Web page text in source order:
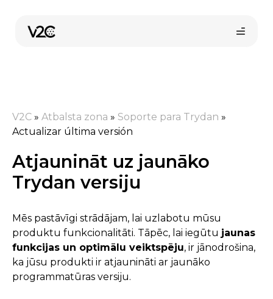
content
Pirkt tiešsaistē
V2C » Atbalsta zona » Soporte para Trydan »
Actualizar última versión
Atjaunināt uz jaunāko
Trydan versiju
Mēs pastāvīgi strādājam, lai uzlabotu mūsu
produktu funkcionalitāti. Tāpēc, lai iegūtu jaunas
funkcijas un optimālu veiktspēju, ir jānodrošina,
ka jūsu produkti ir atjaunināti ar jaunāko
programmatūras versiju.